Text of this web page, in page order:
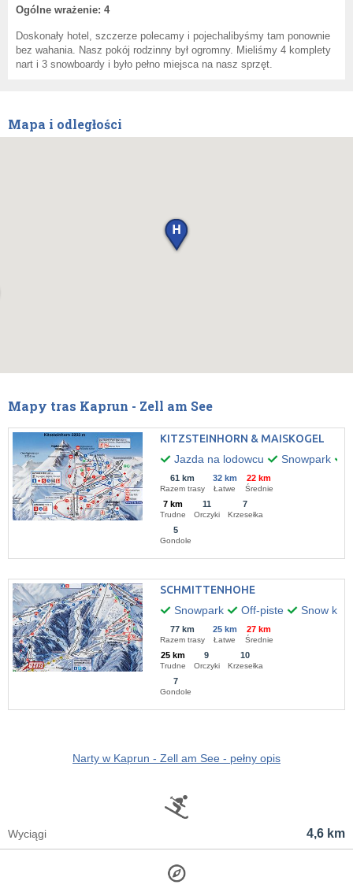
Ogólne wrażenie: 4
Doskonały hotel, szczerze polecamy i pojechalibyśmy tam ponownie
bez wahania. Nasz pokój rodzinny był ogromny. Mieliśmy 4 komplety
nart i 3 snowboardy i było pełno miejsca na nasz sprzęt.
Mapa i odległości
Mapy tras Kaprun - Zell am See
KITZSTEINHORN & MAISKOGEL
Jazda na lodowcu
Snowpark
61 km
Razem trasy
32 km
Łatwe
22 km
Średnie
7 km
Trudne
11
Orczyki
7
Krzesełka
5
Gondole
SCHMITTENHOHE
Snowpark
Off-piste Snow
77 km
Razem trasy
25 km
Łatwe
27 km
Średnie
25 km
Trudne
9
Orczyki
10
Krzesełka
7
Gondole
Narty w Kaprun - Zell am See - pełny opis
4,6 km
Wyciągi